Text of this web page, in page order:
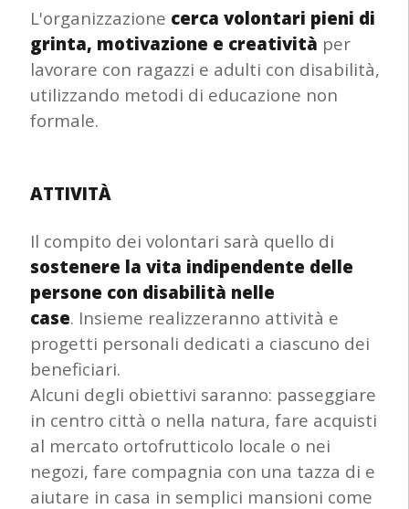
L'organizzazione cerca volontari pieni di
grinta, motivazione e creatività per
lavorare con ragazzi e adulti con disabilità,
utilizzando metodi di educazione non
formale.
ATTIVITÀ
Il compito dei volontari sarà quello di
sostenere la vita indipendente delle
persone con disabilità nelle
case. Insieme realizzeranno attività e
progetti personali dedicati a ciascuno dei
beneficiari.
Alcuni degli obiettivi saranno: passeggiare
in centro città o nella natura, fare acquisti
al mercato ortofrutticolo locale o nei
negozi, fare compagnia con una tazza di e
aiutare in casa in semplici mansioni come